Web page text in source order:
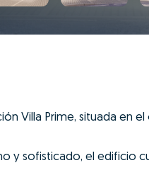
Villa Prime, situada en
y sofisticado, el edificio